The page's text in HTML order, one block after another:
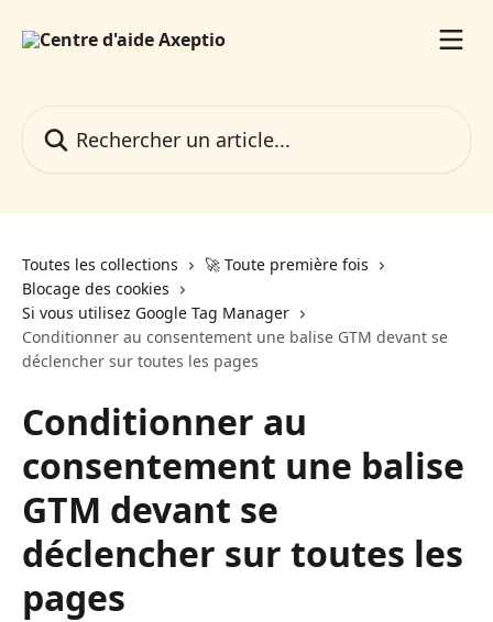
Toutes les collections
🚀 Toute première fois
Blocage des cookies
Si vous utilisez Google Tag Manager
Conditionner au consentement une balise GTM devant se
déclencher sur toutes les pages
Conditionner au
consentement une balise
GTM devant se
déclencher sur toutes les
pages